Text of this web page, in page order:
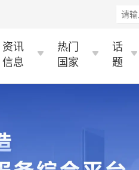
资讯
信息
热门
国家
话
题